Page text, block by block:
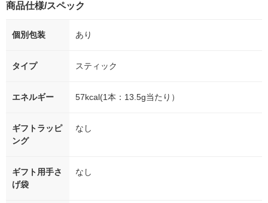
商品仕様/スペック
個別包装 あり
タイプ スティック
エネルギー 57kcal(1本：13.5g当たり）
ギフトラッピ
ング
なし
ギフト用手さ
げ袋
なし